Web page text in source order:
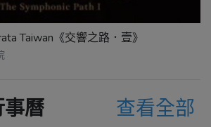
Taiwan《交響之路．壹》
曆 查看全部